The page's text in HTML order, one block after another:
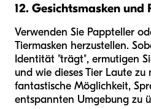
12. Gesichtsmasken und
Verwenden Sie Pappteller
Tiermasken herzustellen.
Identität "trägt", ermutigen
und wie dieses Tier Laute zu
fantastische Möglichkeit,
entspannten Umgebung zu